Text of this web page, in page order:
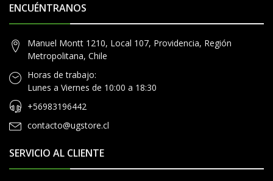
ENCUÉNTRANOS
Manuel Montt 1210, Local 107, Providencia, Región
Metropolitana, Chile
Horas de trabajo:
Lunes a Viernes de 10:00 a 18:30
+56983196442
contacto@ugstore.cl
SERVICIO AL CLIENTE